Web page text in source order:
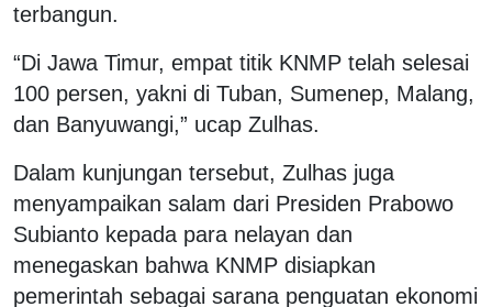
terbangun.
“Di Jawa Timur, empat titik KNMP telah selesai
100 persen, yakni di Tuban, Sumenep, Malang,
dan Banyuwangi,” ucap Zulhas.
Dalam kunjungan tersebut, Zulhas juga
menyampaikan salam dari Presiden Prabowo
Subianto kepada para nelayan dan
menegaskan bahwa KNMP disiapkan
pemerintah sebagai sarana penguatan ekonomi